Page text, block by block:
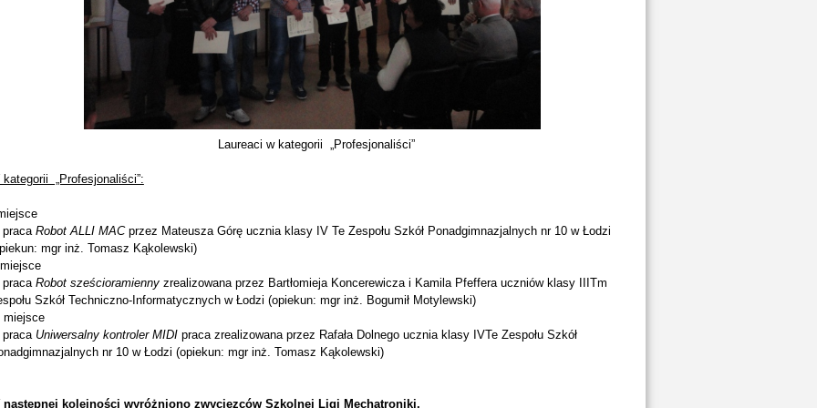
Laureaci w kategorii „Profesjonaliści”
kategorii „Profesjonaliści”:
Robot ALLI MACprzez Mateusza Górę ucznia klasy IV Te Zespołu Szkół Ponadgimnazjalnych nr 10 w Łodzi
mgr inż. Tomasz Kąkolewski)
Robot sześcioramiennyzrealizowana przez Bartłomieja Koncerewicza i Kamila Pfeffera uczniów klasy IIITm
Szkół Techniczno-Informatycznych w Łodzi (opiekun: mgr inż. Bogumił Motylewski)
miejsce
Uniwersalny kontroler MIDIpraca zrealizowana przez Rafała Dolnego ucznia klasy IVTe Zespołu Szkół
nr 10 w Łodzi (opiekun: mgr inż. Tomasz Kąkolewski)
następnej kolejności wyróżniono zwycięzców Szkolnej Ligi Mechatroniki.